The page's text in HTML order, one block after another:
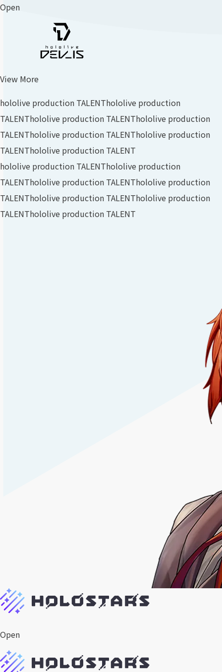
Open
View More
hololive production TALENThololive production
TALENThololive production TALENThololive production
TALENThololive production TALENThololive production
TALENThololive production TALENT
hololive production TALENThololive production
TALENThololive production TALENThololive production
TALENThololive production TALENThololive production
TALENThololive production TALENT
Open